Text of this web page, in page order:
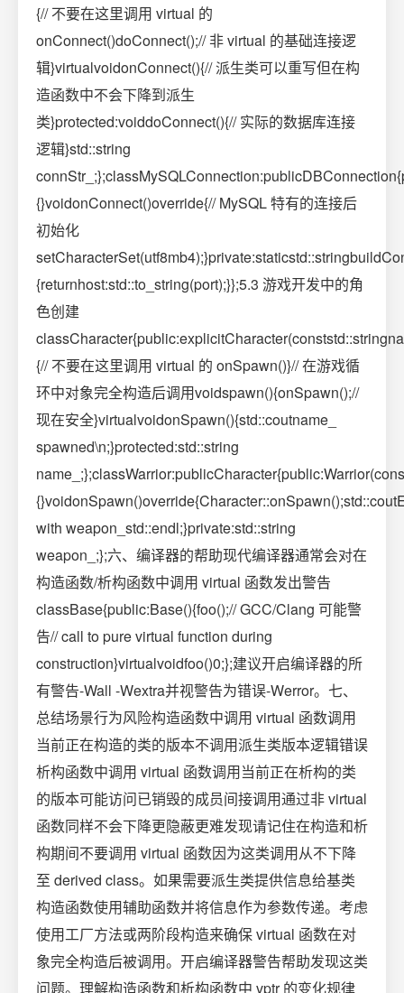
{// 不要在这里调用 virtual 的
onConnect()doConnect();// 非 virtual 的基础连接逻
辑}virtualvoidonConnect(){// 派生类可以重写但在构
造函数中不会下降到派生
类}protected:voiddoConnect(){// 实际的数据库连接
逻辑}std::string
{}voidonConnect()override{// MySQL 特有的连接后
初始化
{returnhost:std::to_string(port);}};5.3 游戏开发中的角
色创建
{// 不要在这里调用 virtual 的 onSpawn()}// 在游戏循
环中对象完全构造后调用voidspawn(){onSpawn();//
现在安全}virtualvoidonSpawn(){std::coutname_
spawned\n;}protected:std::string
with weapon_std::endl;}private:std::string
weapon_;};六、编译器的帮助现代编译器通常会对在
构造函数/析构函数中调用 virtual 函数发出警告
classBase{public:Base(){foo();// GCC/Clang 可能警
告// call to pure virtual function during
construction}virtualvoidfoo()0;};建议开启编译器的所
有警告-Wall -Wextra并视警告为错误-Werror。七、
总结场景行为风险构造函数中调用 virtual 函数调用
当前正在构造的类的版本不调用派生类版本逻辑错误
析构函数中调用 virtual 函数调用当前正在析构的类
的版本可能访问已销毁的成员间接调用通过非 virtual
函数同样不会下降更隐蔽更难发现请记住在构造和析
构期间不要调用 virtual 函数因为这类调用从不下降
至 derived class。如果需要派生类提供信息给基类
构造函数使用辅助函数并将信息作为参数传递。考虑
使用工厂方法或两阶段构造来确保 virtual 函数在对
象完全构造后被调用。开启编译器警告帮助发现这类
问题。理解构造函数和析构函数中 vptr 的变化规律